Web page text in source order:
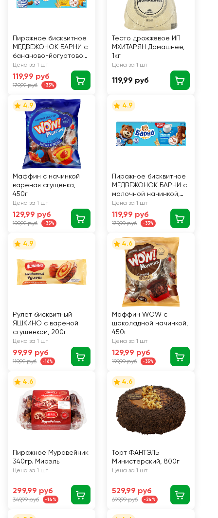
Пирожное бисквитное
МЕДВЕЖОНОК БАРНИ с
бананово-йогуртовой
начинкой, 150г
Цена за 1 шт
119,99 руб
179,99 руб -33%
Тесто дрожжевое ИП
МХИТАРЯН Домашнее,
1кг
Цена за 1 шт
119,99 руб
4.9
Маффин с начинкой
вареная сгущенка,
450г
Цена за 1 шт
129,99 руб
199,99 руб -35%
4.9
Пирожное бисквитное
МЕДВЕЖОНОК БАРНИ с
молочной начинкой,
5х30г
Цена за 1 шт
119,99 руб
179,99 руб -33%
4.9
Рулет бисквитный
ЯШКИНО с вареной
сгущенкой, 200г
Цена за 1 шт
99,99 руб
119,99 руб -16%
4.6
Маффин WOW с
шоколадной начинкой,
450г
Цена за 1 шт
129,99 руб
199,99 руб -35%
4.6
Пирожное Муравейник
340гр. Мирэль
Цена за 1 шт
299,99 руб
349,99 руб -14%
4.6
Торт ФАНТЭЛЬ
Министерский, 800г
Цена за 1 шт
529,99 руб
699,99 руб -24%